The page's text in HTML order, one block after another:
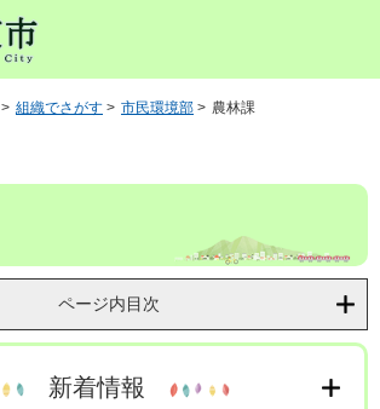
> 組織でさがす > 市民環境部 > 農林課
ページ内目次
新着情報